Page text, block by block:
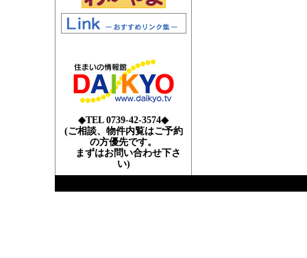
◆TEL 0739-42-3574◆
(ご相談、物件内覧はご予約
の方優先です。
まずはお問い合わせ下さ
い)